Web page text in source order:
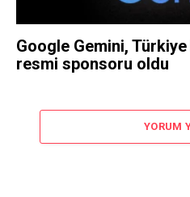
Google Gemini,
resmi sponsoru oldu
YORUM